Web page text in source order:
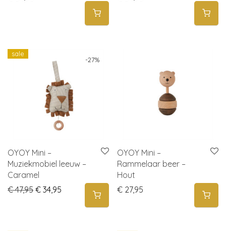
-27%
sale
OYOY Mini –
Muziekmobiel leeuw –
Caramel
€47,95 Original price was: € 47,95.
€ 34,95 Current price is: € 34,95.
OYOY Mini –
Rammelaar beer –
Hout
€ 27,95